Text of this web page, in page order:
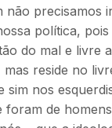
precisamos
política,
do mal e livre
reside no
sim nos
de